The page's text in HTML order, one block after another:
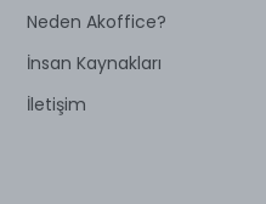
Neden Akoffice?
İnsan Kaynakları
İletişim